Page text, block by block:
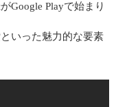
Google Playで始まり
いった魅力的な要素